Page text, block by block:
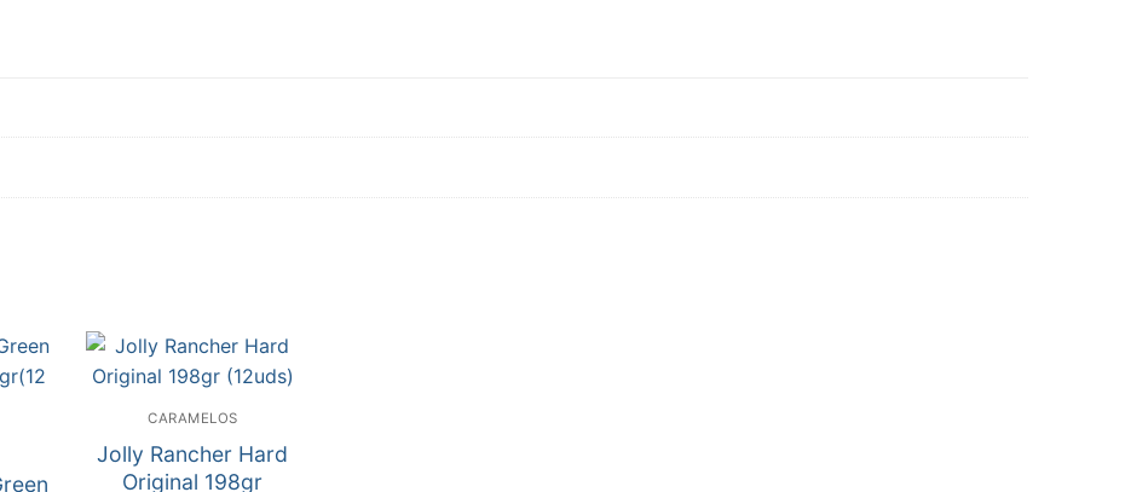
CARAMELOS
Jolly Rancher Hard
Original 198gr